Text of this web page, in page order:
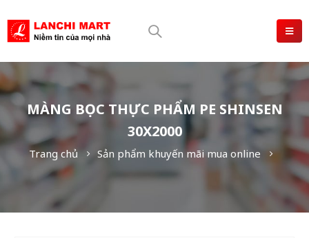
MÀNG BỌC THỰC PHẨM PE SHINSEN
30X2000
Trang chủ Sản phẩm khuyến mãi mua online